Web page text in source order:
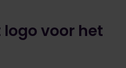
voor het